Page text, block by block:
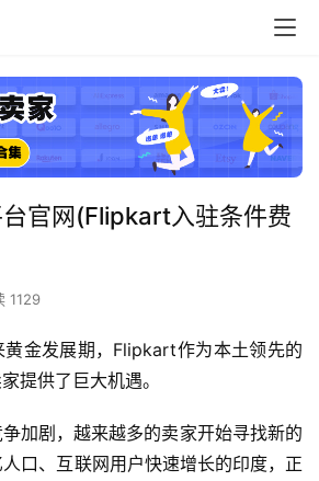
官网(Flipkart入驻条件费
1129
黄金发展期，Flipkart作为本土领先的
提供了巨大机遇。
加剧，越来越多的卖家开始寻找新的
口、互联网用户快速增长的印度，正